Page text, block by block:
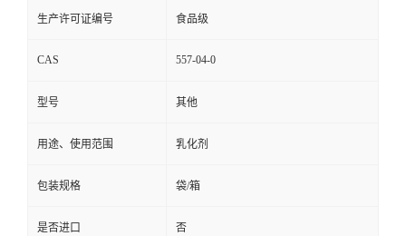
生产许可证编号 食品级
CAS 557-04-0
型号 其他
用途、使用范围 乳化剂
包装规格 袋/箱
是否进口 否